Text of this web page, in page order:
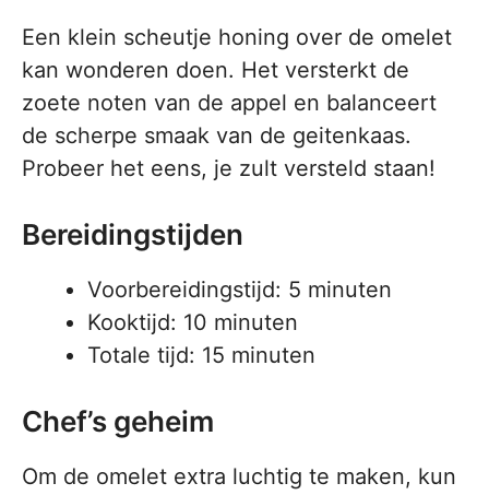
Een klein scheutje honing over de omelet
kan wonderen doen. Het versterkt de
zoete noten van de appel en balanceert
de scherpe smaak van de geitenkaas.
Probeer het eens, je zult versteld staan!
Bereidingstijden
Voorbereidingstijd: 5 minuten
Kooktijd: 10 minuten
Totale tijd: 15 minuten
Chef’s geheim
Om de omelet extra luchtig te maken, kun